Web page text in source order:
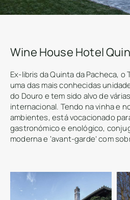
Wine House Hotel
Ex-libris da Quinta da Pacheca, o
uma das mais conhecidas
do Douro e tem sido alvo de
internacional. Tendo na vinha e
ambientes, está vocacionado
gastronómico e enológico,
moderna e ‘avant-garde’ com